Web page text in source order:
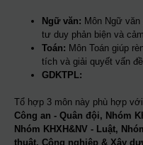
Ngữ văn: Môn Ngữ văn
tư duy phản biện và
Toán: Môn Toán giúp
tích và giải quyết vấn đề.
GDKTPL:
Tổ hợp 3 môn này phù hợp
Công an - Quân đội, Nhóm
Nhóm KHXH&NV - Luật,
thuật, Công nghiệp & Xây